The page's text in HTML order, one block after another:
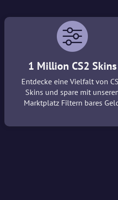
1 Million CS2 Skins
Entdecke eine Vielfalt von
Skins und spare mit
Marktplatz Filtern bares